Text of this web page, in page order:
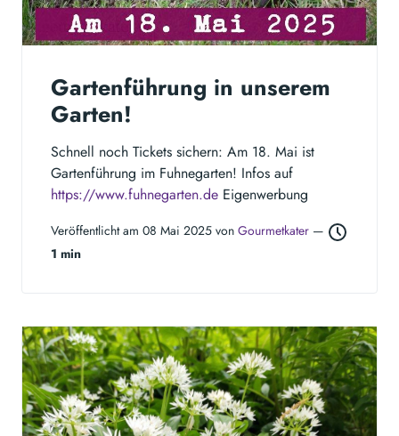
Gartenführung in unserem
Garten!
Schnell noch Tickets sichern: Am 18. Mai ist
Gartenführung im Fuhnegarten! Infos auf
https://www.fuhnegarten.de Eigenwerbung
Veröffentlicht am 08 Mai 2025 von Gourmetkater —
1 min